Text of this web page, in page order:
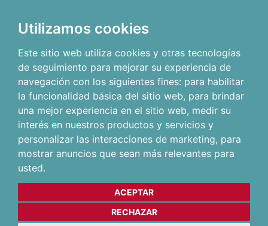
Utilizamos cookies
Este sitio web utiliza cookies y otras tecnologías
de seguimiento para mejorar su experiencia de
navegación con los siguientes fines: para habilitar
la funcionalidad básica del sitio web, para brindar
una mejor experiencia en el sitio web, medir su
interés en nuestros productos y servicios y
personalizar las interacciones de marketing, para
mostrar anuncios que sean más relevantes para
usted.
ACEPTAR
RECHAZAR